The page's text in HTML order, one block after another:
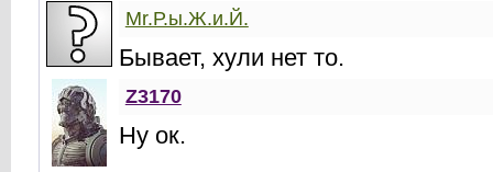
Mr.Р.ы.Ж.и.Й.
Бывает, хули нет то.
Z3170
Ну ок.